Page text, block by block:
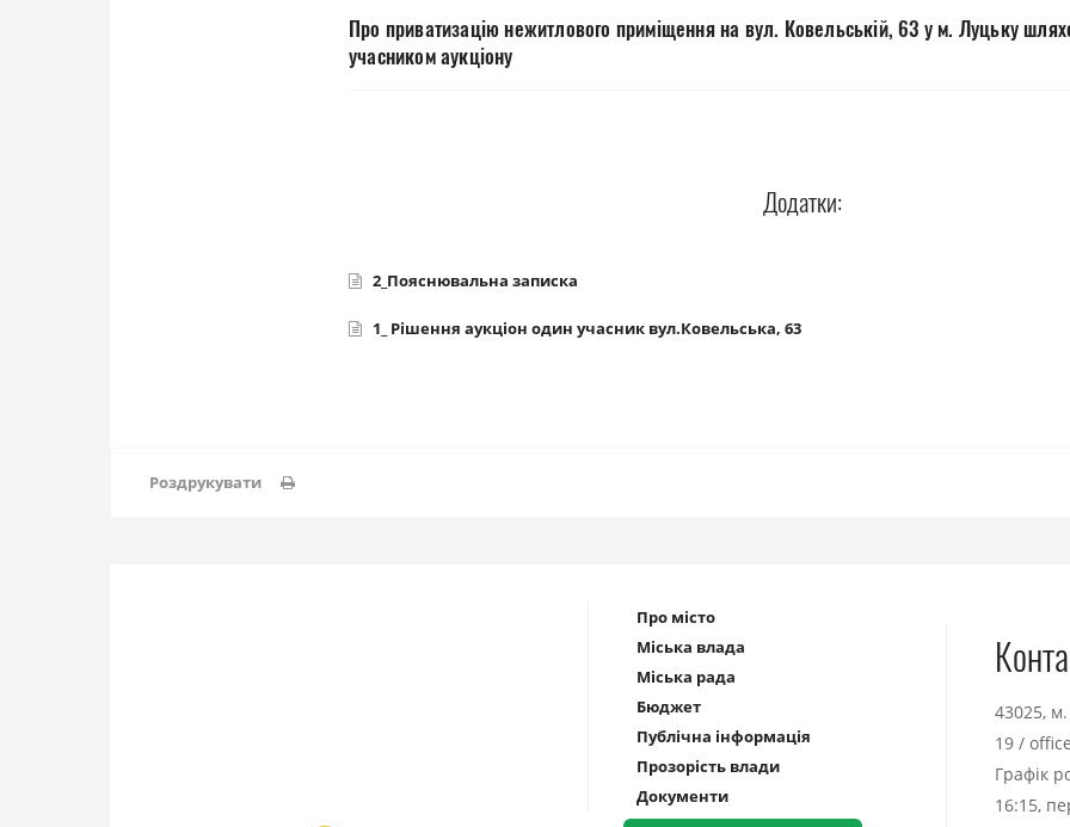
Про приватизацію нежитлового приміщення на вул. Ковельській, 63 у м. Луцьку
учасником аукціону
Додатки:
2_Пояснювальна записка
1_ Рішення аукціон один учасник вул.Ковельська, 63
Роздрукувати
Про місто
Міська влада
Міська рада
Бюджет
Публічна інформація
Прозорість влади
Документи
43025,
19 /
Графік
16:15,